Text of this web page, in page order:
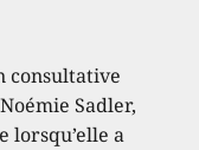
consultative
Sadler,
lorsqu’elle a